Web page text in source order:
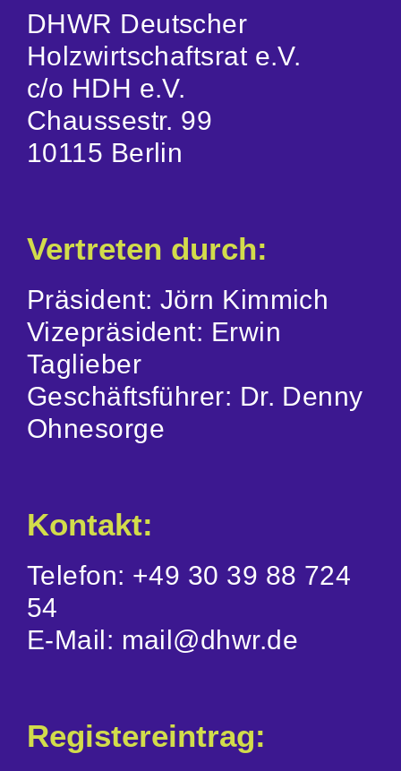
Webshop
FAQ häufige Fragen
DHWR Deutscher
Holzwirtschaftsrat e.V.
c/o HDH e.V.
Chaussestr. 99
10115 Berlin
Vertreten durch:
Präsident: Jörn Kimmich
Vizepräsident: Erwin
Taglieber
Geschäftsführer: Dr. Denny
Ohnesorge
Kontakt:
Telefon: +49 30 39 88 724
54
E-Mail: mail@dhwr.de
Registereintrag: